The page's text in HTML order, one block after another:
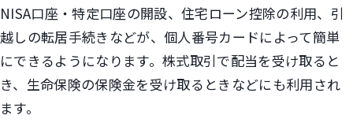
NISA口座・特定口座の開設、住宅ローン控除の利用、引
越しの転居手続きなどが、個人番号カードによって簡単
にできるようになります。株式取引で配当を受け取ると
き、生命保険の保険金を受け取るときなどにも利用され
ます。